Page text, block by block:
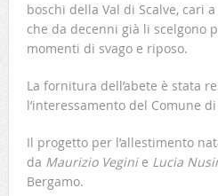
boschi della Val di Scalve, cari
che da decenni già li scelgono
momenti di svago e riposo.
La fornitura dell’abete è stata
l’interessamento del Comune
Il progetto per l’allestimento
da Maurizio Veginie Lucia
Bergamo.